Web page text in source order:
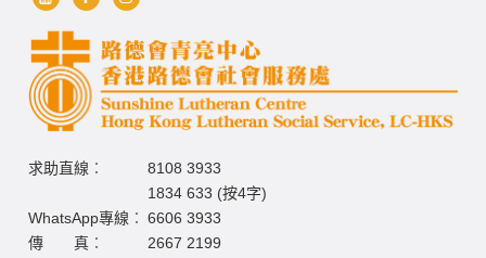
求助直線︰
8108 3933
1834 633 (按4字)
WhatsApp專線︰ 6606 3933
傳 真︰
2667 2199